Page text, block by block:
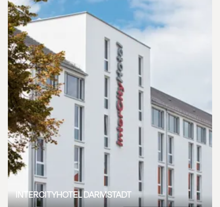
INTERCITYHOTEL DARMSTADT